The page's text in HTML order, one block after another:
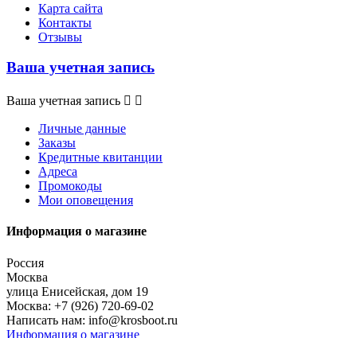
Карта сайта
Контакты
Отзывы
Ваша учетная запись
Ваша учетная запись  
Личные данные
Заказы
Кредитные квитанции
Адреса
Промокоды
Мои оповещения
Информация о магазине
Россия
Москва
улица Енисейская, дом 19
Москва: +7 (926) 720-69-02
Написать нам: info@krosboot.ru
Информация о магазине